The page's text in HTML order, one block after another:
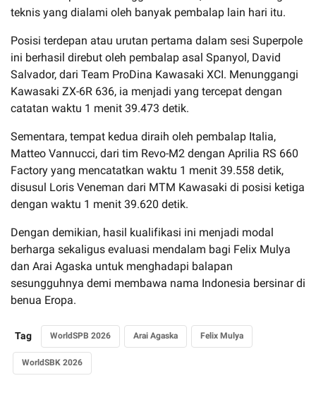
teknis yang dialami oleh banyak pembalap lain hari itu.
Posisi terdepan atau urutan pertama dalam sesi Superpole
ini berhasil direbut oleh pembalap asal Spanyol, David
Salvador, dari Team ProDina Kawasaki XCI. Menunggangi
Kawasaki ZX-6R 636, ia menjadi yang tercepat dengan
catatan waktu 1 menit 39.473 detik.
Sementara, tempat kedua diraih oleh pembalap Italia,
Matteo Vannucci, dari tim Revo-M2 dengan Aprilia RS 660
Factory yang mencatatkan waktu 1 menit 39.558 detik,
disusul Loris Veneman dari MTM Kawasaki di posisi ketiga
dengan waktu 1 menit 39.620 detik.
Dengan demikian, hasil kualifikasi ini menjadi modal
berharga sekaligus evaluasi mendalam bagi Felix Mulya
dan Arai Agaska untuk menghadapi balapan
sesungguhnya demi membawa nama Indonesia bersinar di
benua Eropa.
Tag WorldSPB 2026 Arai Agaska Felix Mulya
WorldSBK 2026